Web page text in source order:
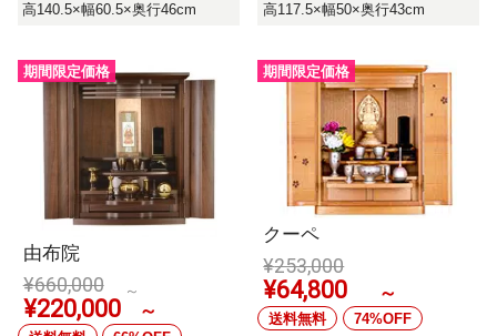
高140.5×幅60.5×奥行46cm 高117.5×幅50×奥行43cm
期間限定価格
由布院
¥660,000
¥220,000 ～
～
期間限定価格
クーペ
¥253,000
¥64,800 ～
送料無料 74%OFF